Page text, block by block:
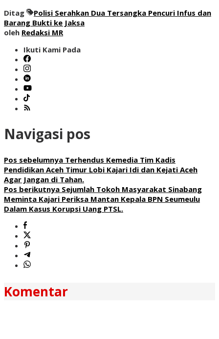
Ditag
Polisi Serahkan Dua Tersangka Pencuri Infus dan
Barang Bukti ke Jaksa
oleh Redaksi MR
Ikuti Kami Pada
Navigasi pos
Pos sebelumnya Terhendus Kemedia Tim Kadis
Pendidikan Aceh Timur Lobi Kajari Idi dan Kejati Aceh
Agar Jangan di Tahan.
Pos berikutnya Sejumlah Tokoh Masyarakat Sinabang
Meminta Kajari Periksa Mantan Kepala BPN Seumeulu
Dalam Kasus Korupsi Uang PTSL.
Komentar